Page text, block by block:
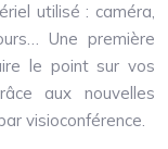
utilisé : caméra,
Une première
le point sur vos
aux nouvelles
visioconférence.